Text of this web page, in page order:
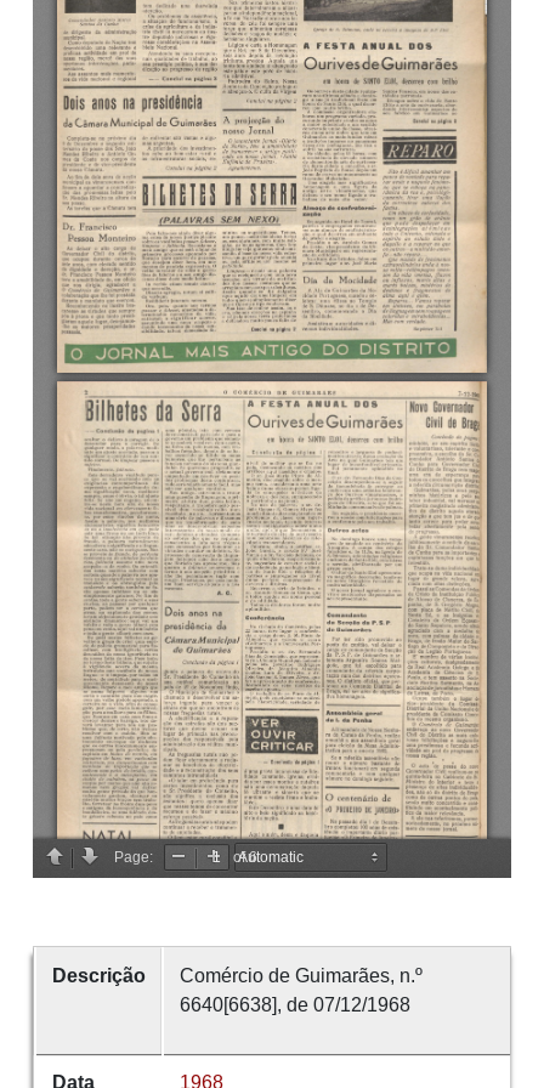
Descrição
Comércio de Guimarães, n.º
6640[6638], de 07/12/1968
Data 1968